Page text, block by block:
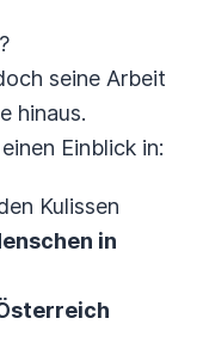
seine Arbeit
hinaus.
Einblick in:
Kulissen
in